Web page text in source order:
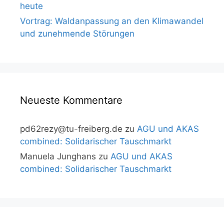
heute
Vortrag: Waldanpassung an den Klimawandel
und zunehmende Störungen
Neueste Kommentare
pd62rezy@tu-freiberg.de zu AGU und AKAS
combined: Solidarischer Tauschmarkt
Manuela Junghans zu AGU und AKAS
combined: Solidarischer Tauschmarkt